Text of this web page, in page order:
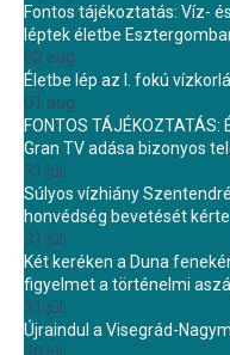
Fontos tájékoztatás: Víz-
léptek életbe
02 aug.
Életbe lép az I. fokú
01 aug.
FONTOS
Gran TV adása bizonyos
31 júl.
Súlyos vízhiány
honvédség bevetését kérte
31 júl.
Két keréken a Duna
figyelmet a történelmi
31 júl.
Újraindul a Visegrád-